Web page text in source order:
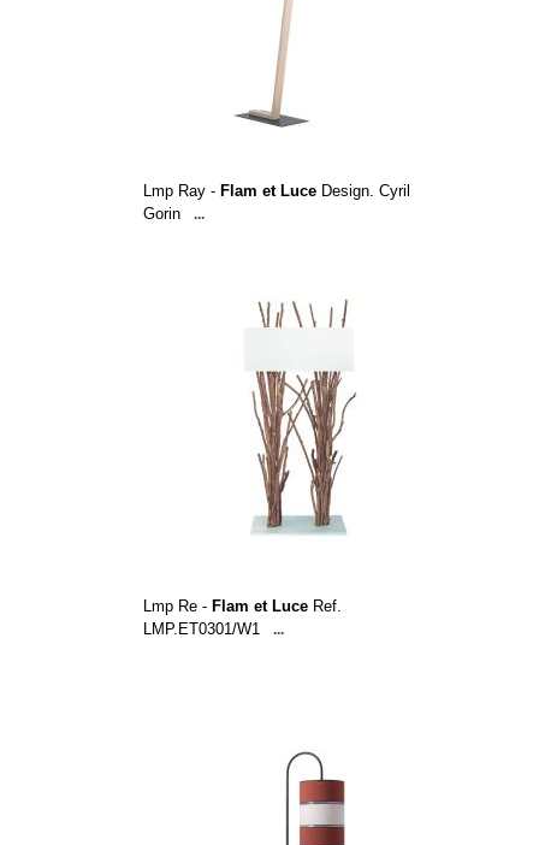
Lmp Ray - Flam et LuceDesign. Cyril
Gorin
...
Lmp Re - Flam et LuceRef.
LMP.ET0301/W1
...